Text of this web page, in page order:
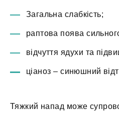
Загальна слабкість;
раптова поява
відчуття ядухи та
ціаноз – синюшний
Тяжкий напад може